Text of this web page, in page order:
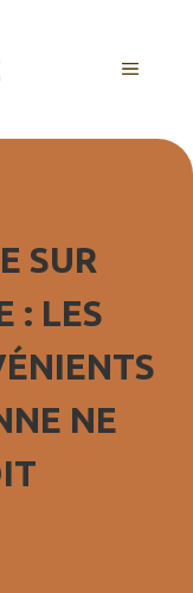
MENU
SUR
: LES
NE